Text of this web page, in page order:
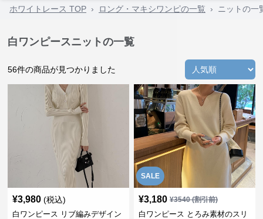
×
ン！
です
取得後、決済画面で自動適用さ
れます
コード: F2FSPX7G
クーポンを取得
する
ホワイトレース TOP › ロング・マキシワンピの一覧 › ニットの一
白ワンピースニットの一覧
56件の商品が見つかりました
¥3,980 (税込)
白ワンピース リブ編みデザイン
SALE
¥3,180 ¥3540(割引前)
白ワンピース とろみ素材のスリ